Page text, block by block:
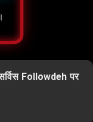
Followdeh पर